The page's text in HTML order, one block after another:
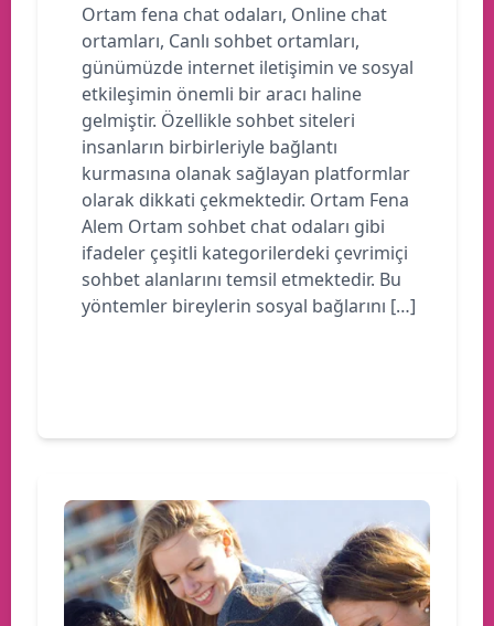
Ortam fena chat odaları, Online chat
ortamları, Canlı sohbet ortamları,
günümüzde internet iletişimin ve sosyal
etkileşimin önemli bir aracı haline
gelmiştir. Özellikle sohbet siteleri
insanların birbirleriyle bağlantı
kurmasına olanak sağlayan platformlar
olarak dikkati çekmektedir. Ortam Fena
Alem Ortam sohbet chat odaları gibi
ifadeler çeşitli kategorilerdeki çevrimiçi
sohbet alanlarını temsil etmektedir. Bu
yöntemler bireylerin sosyal bağlarını […]